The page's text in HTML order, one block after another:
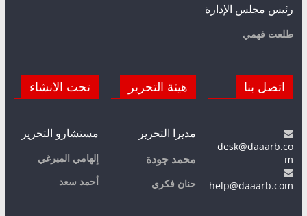
رئيس مجلس الإدارة
طلعت فهمي
اتصل بنا
desk@daaarb.co
m
help@daaarb.com
هيئة التحرير
مديرا التحرير
محمد جودة
حنان فكري
تحت الانشاء
مستشارو التحرير
إلهامي الميرغي
أحمد سعد